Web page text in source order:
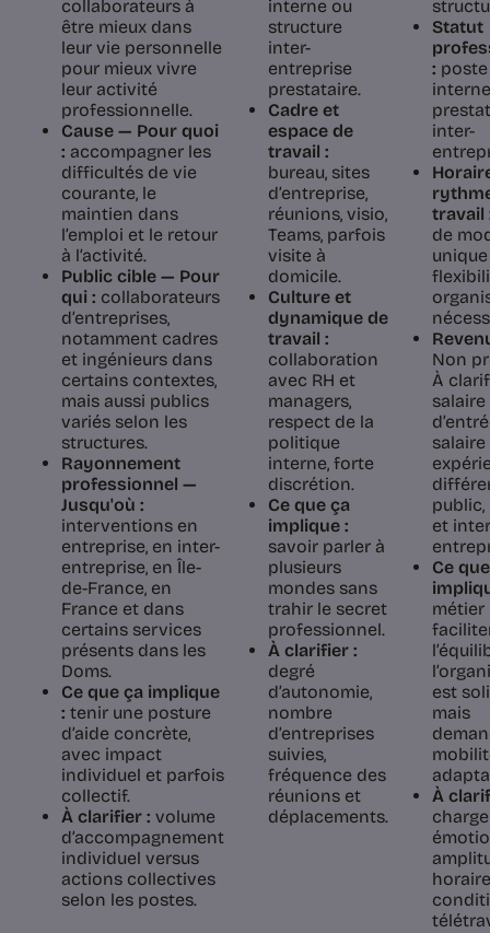
collaborateurs à
être mieux dans
leur vie personnelle
pour mieux vivre
leur activité
professionnelle.
Cause — Pour quoi
: accompagner les
difficultés de vie
courante, le
maintien dans
l’emploi et le retour
à l’activité.
Public cible — Pour
qui : collaborateurs
d’entreprises,
notamment cadres
et ingénieurs dans
certains contextes,
mais aussi publics
variés selon les
structures.
Rayonnement
professionnel —
Jusqu'où :
interventions en
entreprise, en inter-
entreprise, en Île-
de-France, en
France et dans
certains services
présents dans les
Doms.
Ce que ça implique
: tenir une posture
d’aide concrète,
avec impact
individuel et parfois
collectif.
À clarifier : volume
d’accompagnement
individuel versus
actions collectives
selon les postes.
interne ou
structure
inter-
entreprise
prestataire.
Cadre et
espace de
travail :
bureau, sites
d’entreprise,
réunions, visio,
Teams, parfois
visite à
domicile.
Culture et
dynamique de
travail :
collaboration
avec RH et
managers,
respect de la
politique
interne, forte
discrétion.
Ce que ça
implique :
savoir parler à
plusieurs
mondes sans
trahir le secret
professionnel.
À clarifier :
degré
d’autonomie,
nombre
d’entreprises
suivies,
fréquence des
réunions et
déplacements.
Statut
: poste
inter-
travail
de
unique
Non
À
salaire
et
Ce
métier
est
mais
À
charge